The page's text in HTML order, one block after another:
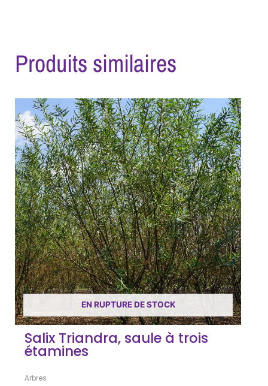
Produits similaires
EN RUPTURE DE STOCK
Salix Triandra, saule à trois
étamines
Arbres